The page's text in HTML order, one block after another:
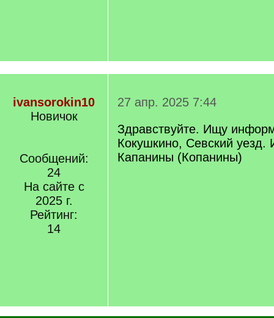
ivansorokin10
Новичок
Сообщений:
24
На сайте с
2025 г.
Рейтинг:
14
27 апр. 2025 7:44
Здравствуйте. Ищу
Кокушкино, Севский уезд.
Капанины (Копанины)